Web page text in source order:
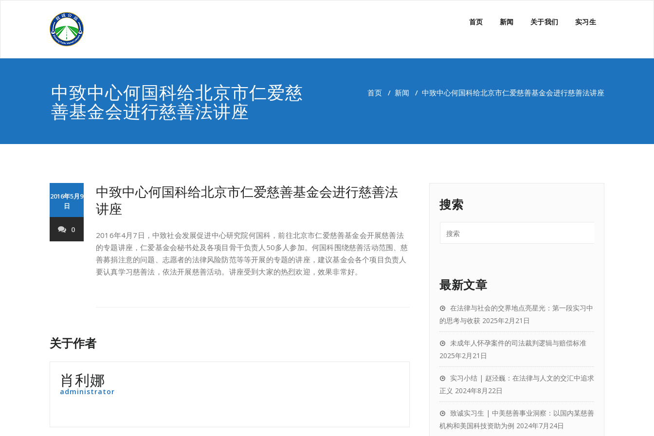
首页 新闻 关于我们 实习生
中致中心何国科给北京市仁爱慈
善基金会进行慈善法讲座
首页 / 新闻 / 中致中心何国科给北京市仁爱慈善基金会进行慈善法讲座
2016年5月9
日
0
中致中心何国科给北京市仁爱慈善基金会进行慈善法
讲座
2016年4月7日，中致社会发展促进中心研究院何国科，前往北京市仁爱慈善基金会开展慈善法
的专题讲座，仁爱基金会秘书处及各项目骨干负责人50多人参加。何国科围绕慈善活动范围、慈
善募捐注意的问题、志愿者的法律风险防范等等开展的专题的讲座，建议基金会各个项目负责人
要认真学习慈善法，依法开展慈善活动。讲座受到大家的热烈欢迎，效果非常好。
关于作者
肖利娜
administrator
搜索
最新文章
在法律与社会的交界地点亮星光：第一段实习中
的思考与收获 2025年2月21日
未成年人怀孕案件的司法裁判逻辑与赔偿标准
2025年2月21日
实习小结 | 赵泾巍：在法律与人文的交汇中追求
正义 2024年8月22日
致诚实习生 | 中美慈善事业洞察：以国内某慈善
机构和美国科技资助为例 2024年7月24日